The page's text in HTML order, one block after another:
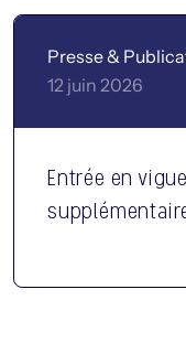
Presse &
12 juin 2026
Entrée en